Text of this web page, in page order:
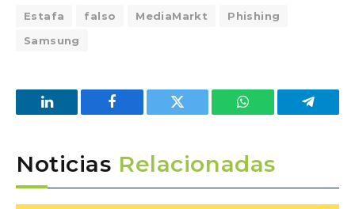
Estafa falso MediaMarkt
Phishing
Samsung
LinkedIn Facebook Twitter WhatsApp
Noticias Relacionadas